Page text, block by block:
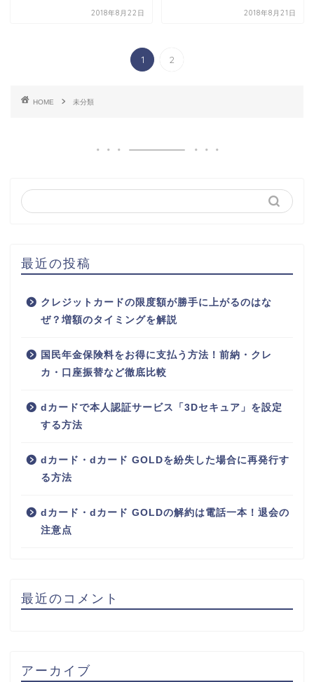
2018年8月22日 2018年8月21日
1 2
HOME 未分類
最近の投稿
クレジットカードの限度額が勝手に上がるのはな
ぜ？増額のタイミングを解説
国民年金保険料をお得に支払う方法！前納・クレ
カ・口座振替など徹底比較
dカードで本人認証サービス「3Dセキュア」を設定
する方法
dカード・dカード GOLDを紛失した場合に再発行す
る方法
dカード・dカード GOLDの解約は電話一本！退会の
注意点
最近のコメント
アーカイブ